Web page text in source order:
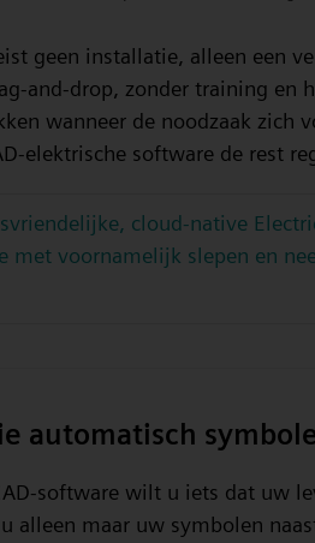
geen installatie, alleen een
and-drop, zonder training en
wanneer de noodzaak zich
elektrische software de rest
cloud-native
met voornamelijk slepen en
automatisch
software wilt u iets dat uw
alleen maar uw symbolen